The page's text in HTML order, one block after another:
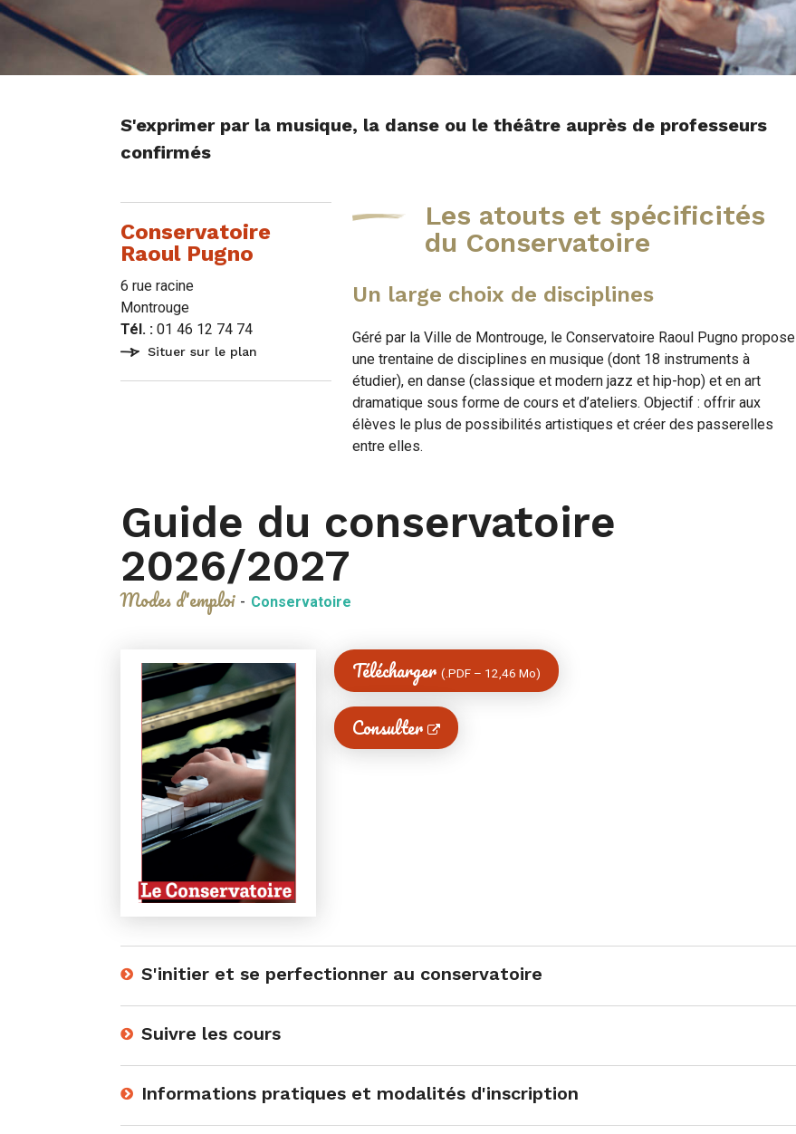
S'exprimer par la musique, la danse ou le théâtre auprès de professeurs
confirmés
Conservatoire
Raoul Pugno
6 rue racine
Montrouge
Tél. :01 46 12 74 74
Situer sur le plan
Les atouts et spécificités
du Conservatoire
Un large choix de disciplines
Géré par la Ville de Montrouge, le Conservatoire Raoul Pugno propose
une trentaine de disciplines en musique (dont 18 instruments à
étudier), en danse (classique et modern jazz et hip-hop) et en art
dramatique sous forme de cours et d’ateliers. Objectif : offrir aux
élèves le plus de possibilités artistiques et créer des passerelles
entre elles.
Guide du conservatoire
2026/2027
Modes d'emploi - Conservatoire
Télécharger( PDF – 12,46 Mo)
Consulter
S'initier et se perfectionner au conservatoire
Suivre les cours
Informations pratiques et modalités d'inscription